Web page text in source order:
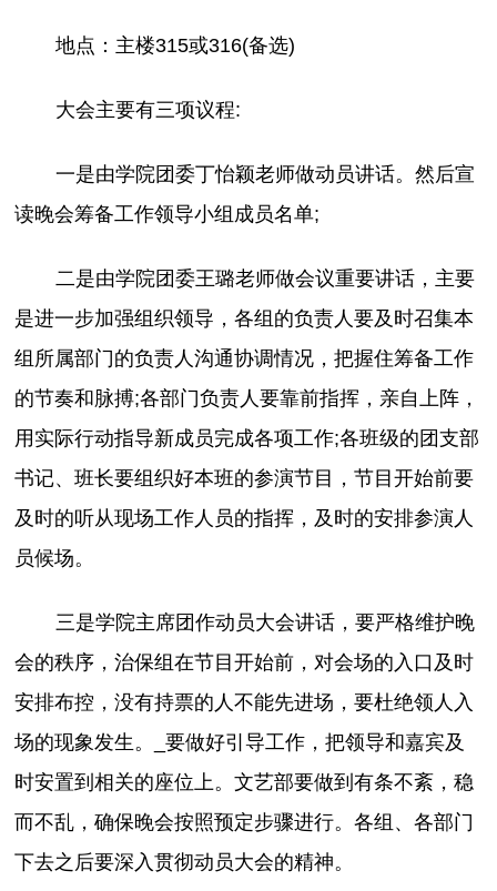
地点：主楼315或316(备选)
大会主要有三项议程:
一是由学院团委丁怡颖老师做动员讲话。然后宣
读晚会筹备工作领导小组成员名单;
二是由学院团委王璐老师做会议重要讲话，主要
是进一步加强组织领导，各组的负责人要及时召集本
组所属部门的负责人沟通协调情况，把握住筹备工作
的节奏和脉搏;各部门负责人要靠前指挥，亲自上阵，
用实际行动指导新成员完成各项工作;各班级的团支部
书记、班长要组织好本班的参演节目，节目开始前要
及时的听从现场工作人员的指挥，及时的安排参演人
员候场。
三是学院主席团作动员大会讲话，要严格维护晚
会的秩序，治保组在节目开始前，对会场的入口及时
安排布控，没有持票的人不能先进场，要杜绝领人入
场的现象发生。_要做好引导工作，把领导和嘉宾及
时安置到相关的座位上。文艺部要做到有条不紊，稳
而不乱，确保晚会按照预定步骤进行。各组、各部门
下去之后要深入贯彻动员大会的精神。